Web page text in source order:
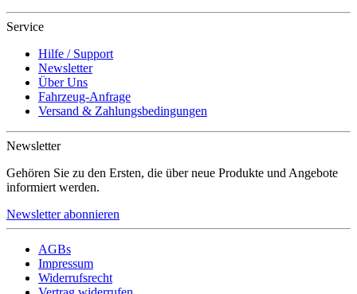
Service
Hilfe / Support
Newsletter
Über Uns
Fahrzeug-Anfrage
Versand & Zahlungsbedingungen
Newsletter
Gehören Sie zu den Ersten, die über neue Produkte und Angebote
informiert werden.
Newsletter abonnieren
AGBs
Impressum
Widerrufsrecht